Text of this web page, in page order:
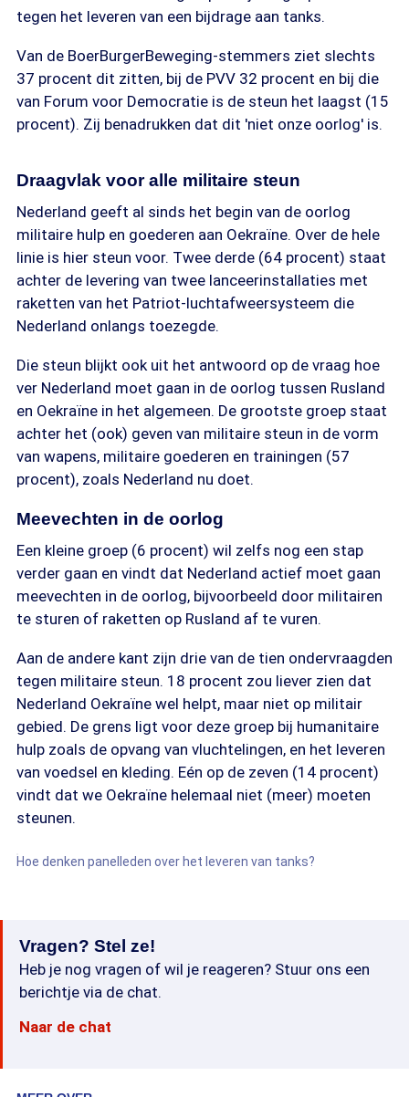
tegen het leveren van een bijdrage aan tanks.
Van de BoerBurgerBeweging-stemmers ziet slechts
37 procent dit zitten, bij de PVV 32 procent en bij die
van Forum voor Democratie is de steun het laagst (15
procent). Zij benadrukken dat dit 'niet onze oorlog' is.
Draagvlak voor alle militaire steun
Nederland geeft al sinds het begin van de oorlog
militaire hulp en goederen aan Oekraïne. Over de hele
linie is hier steun voor. Twee derde (64 procent) staat
achter de levering van twee lanceerinstallaties met
raketten van het Patriot-luchtafweersysteem die
Nederland onlangs toezegde.
Die steun blijkt ook uit het antwoord op de vraag hoe
ver Nederland moet gaan in de oorlog tussen Rusland
en Oekraïne in het algemeen. De grootste groep staat
achter het (ook) geven van militaire steun in de vorm
van wapens, militaire goederen en trainingen (57
procent), zoals Nederland nu doet.
Meevechten in de oorlog
Een kleine groep (6 procent) wil zelfs nog een stap
verder gaan en vindt dat Nederland actief moet gaan
meevechten in de oorlog, bijvoorbeeld door militairen
te sturen of raketten op Rusland af te vuren.
Aan de andere kant zijn drie van de tien ondervraagden
tegen militaire steun. 18 procent zou liever zien dat
Nederland Oekraïne wel helpt, maar niet op militair
gebied. De grens ligt voor deze groep bij humanitaire
hulp zoals de opvang van vluchtelingen, en het leveren
van voedsel en kleding. Eén op de zeven (14 procent)
vindt dat we Oekraïne helemaal niet (meer) moeten
steunen.
Hoe denken panelleden over het leveren van tanks?
Vragen? Stel ze!
Heb je nog vragen of wil je reageren? Stuur ons een
berichtje via de chat.
Naar de chat